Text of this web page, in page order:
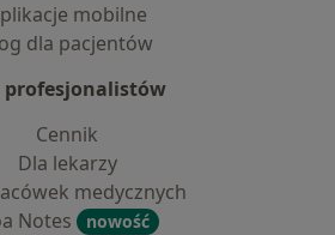
mobilne
dla pacjentów
profesjonalistów
Cennik
Dla lekarzy
medycznych
Notes
nowość